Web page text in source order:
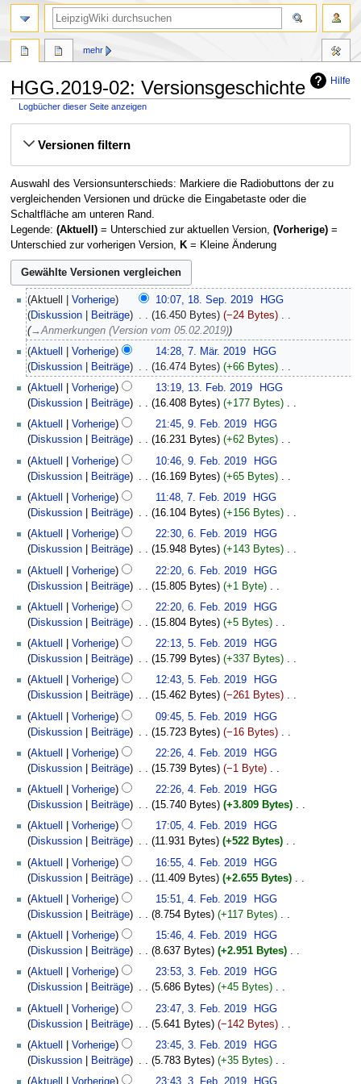
Hilfe
HGG.2019-02: Versionsgeschichte
Logbücher dieser Seite anzeigen
Navigation
SucheVersionen filtern
Auswahl des Versionsunterschieds: Markiere die Radiobuttons der zu
vergleichenden Versionen und drücke die Eingabetaste oder die
Schaltfläche am unteren Rand.
Legende: (Aktuell)= Unterschied zur aktuellen Version, (Vorherige)=
Unterschied zur vorherigen Version, K= Kleine Änderung
September
2019
Aktuell Vorherige 10:07, 18. Sep. 2019
HGG
Diskussion
Beiträge 16.450 Bytes −24 Bytes ‎
→‎Anmerkungen (Version vom 05.02.2019)
März
2019
Aktuell Vorherige 14:28, 7. Mär. 2019
HGG
Diskussion
Beiträge 16.474 Bytes +66 Bytes ‎
K
e
n
e
B
e
r
b
e
i
t
u
g
s
z
u
s
a
m
m
e
n
f
s
s
u
n
g
13.
Februar
Aktuell Vorherige 13:19, 13. Feb. 2019
HGG
Diskussion
Beiträge 16.408 Bytes +177 Bytes ‎
K
e
n
e
B
e
r
b
e
i
t
u
g
s
z
u
a
m
m
e
n
f
s
s
u
n
g
9.
Februar
Aktuell Vorherige 21:45, 9. Feb. 2019
HGG
Diskussion
Beiträge 16.231 Bytes +62 Bytes ‎
K
e
n
e
B
e
r
b
e
i
t
u
g
s
z
u
a
m
m
e
n
f
s
s
u
n
g
Aktuell Vorherige 10:46, 9. Feb. 2019
HGG
Diskussion
Beiträge 16.169 Bytes +65 Bytes ‎
K
e
n
e
B
e
r
b
e
i
t
u
g
s
z
u
a
m
m
e
n
f
s
s
u
n
g
Februar
Aktuell Vorherige 11:48, 7. Feb. 2019
HGG
Diskussion
Beiträge 16.104 Bytes +156 Bytes ‎
K
e
n
e
B
e
r
b
e
i
t
u
g
s
z
u
s
a
m
m
e
n
f
s
s
u
n
g
6.
Februar
Aktuell Vorherige 22:30, 6. Feb. 2019
HGG
Diskussion
Beiträge 15.948 Bytes +143 Bytes ‎
K
e
n
e
B
e
r
b
e
i
t
u
g
s
z
u
a
m
m
e
n
f
s
s
u
n
g
Aktuell Vorherige 22:20, 6. Feb. 2019
HGG
Diskussion
Beiträge 15.805 Bytes +1 Byte ‎
K
e
n
e
B
e
r
b
e
i
t
u
g
s
z
u
a
m
m
e
n
f
s
s
u
n
g
Aktuell Vorherige 22:20, 6. Feb. 2019
HGG
Diskussion
Beiträge 15.804 Bytes +5 Bytes ‎
K
e
n
e
B
e
r
b
e
i
t
u
g
s
z
u
s
a
m
m
e
n
f
s
s
u
Februar
Aktuell Vorherige 22:13, 5. Feb. 2019
HGG
Diskussion
Beiträge 15.799 Bytes +337 Bytes ‎
K
e
n
e
B
e
r
b
e
i
t
u
g
s
z
u
s
a
m
m
e
n
f
Aktuell Vorherige 12:43, 5. Feb. 2019
HGG
Diskussion
Beiträge 15.462 Bytes −261 Bytes ‎
K
e
n
e
B
e
r
b
e
i
t
u
g
s
z
u
a
m
m
e
n
Aktuell Vorherige 09:45, 5. Feb. 2019
HGG
Diskussion
Beiträge 15.723 Bytes −16 Bytes ‎
K
e
n
e
B
e
r
b
e
i
t
u
g
s
z
u
a
m
Februar
Aktuell Vorherige 22:26, 4. Feb. 2019
HGG
Diskussion
Beiträge 15.739 Bytes −1 Byte ‎
K
e
n
e
B
e
r
b
e
i
t
u
g
s
z
u
s
Aktuell Vorherige 22:26, 4. Feb. 2019
HGG
Diskussion
Beiträge 15.740 Bytes +3.809 Bytes ‎
K
e
n
e
B
e
r
b
e
i
t
u
g
s
z
Aktuell Vorherige 17:05, 4. Feb. 2019
HGG
Diskussion
Beiträge 11.931 Bytes +522 Bytes ‎
K
e
n
e
B
e
r
b
e
i
t
u
Aktuell Vorherige 16:55, 4. Feb. 2019
HGG
Diskussion
Beiträge 11.409 Bytes +2.655 Bytes ‎
K
e
n
e
B
e
r
b
e
i
t
Aktuell Vorherige 15:51, 4. Feb. 2019
HGG
Diskussion
Beiträge 8.754 Bytes +117 Bytes ‎
K
e
n
e
B
e
r
b
Aktuell Vorherige 15:46, 4. Feb. 2019
HGG
Diskussion
Beiträge 8.637 Bytes +2.951 Bytes ‎
K
e
n
e
B
e
3.
Februar
Aktuell Vorherige 23:53, 3. Feb. 2019
HGG
Diskussion
Beiträge 5.686 Bytes +45 Bytes ‎
K
e
n
e
B
Aktuell Vorherige 23:47, 3. Feb. 2019
HGG
Diskussion
Beiträge 5.641 Bytes −142 Bytes ‎
K
e
Aktuell Vorherige 23:45, 3. Feb. 2019
HGG
Diskussion
Beiträge 5.783 Bytes +35 Bytes ‎
K
mehr